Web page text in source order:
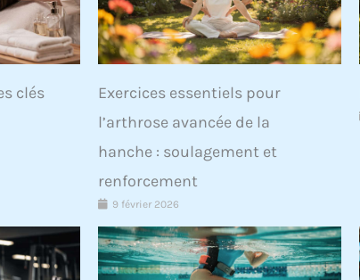
clés
Exercices essentiels pour
l’arthrose avancée de la
hanche : soulagement et
renforcement
9 février 2026